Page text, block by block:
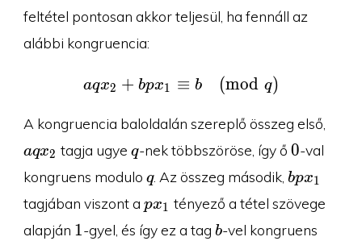
feltétel pontosan akkor teljesül, ha fennáll az
alábbi kongruencia:
aqx_2 + bpx_1 \equiv
aqx2 + bpx1 ≡ b (mod q)
A kongruencia baloldalán szereplő összeg első,
aqx2 tagja ugyeq
q-nek többszöröse, így ő0
0-val
kongruens modulo q
q. Az összeg második,bpx_1
bpx1
tagjában viszont a px_1
px1 tényező a tétel szövege
alapján 1
1-gyel, és így ez a tag b
b-vel kongruens